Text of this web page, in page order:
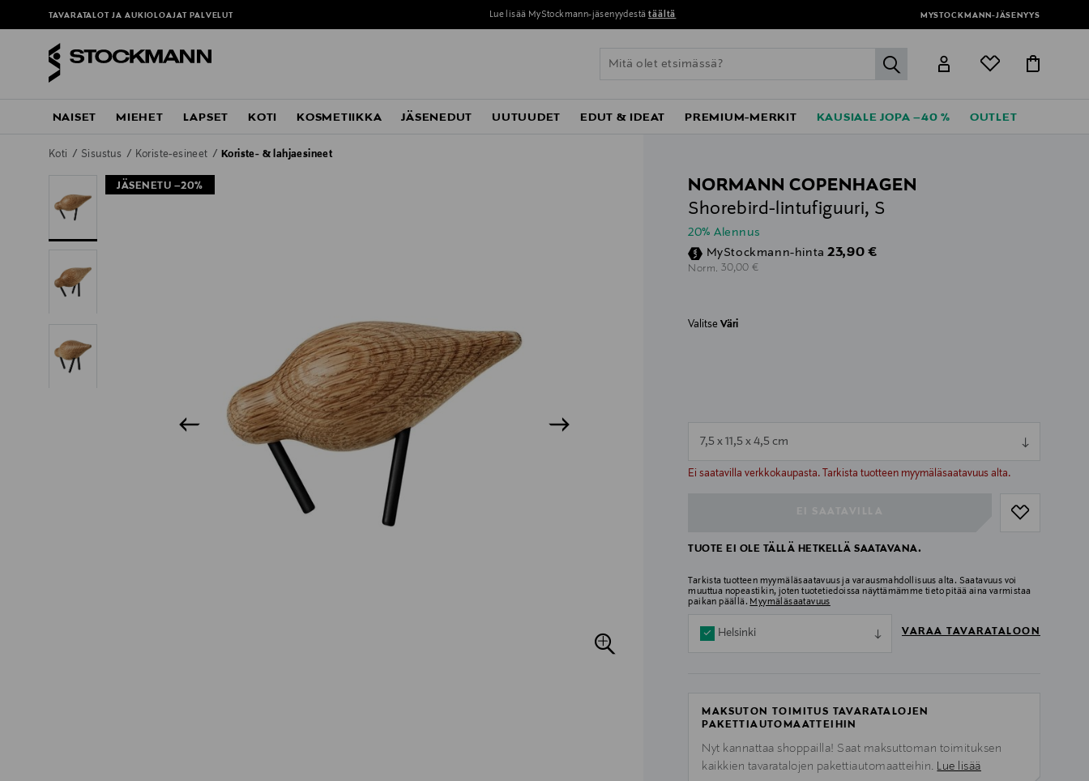
TAVARATALOT JA AUKIOLOAJAT PALVELUT Lue lisää MyStockmann-jäsenyydestä täältä MYSTOCKMANN-JÄSENYYS
label.header.go
NAISET MIEHET LAPSET KOTI KOSMETIIKKA JÄSENEDUT UUTUUDET EDUT & IDEAT PREMIUM-MERKIT KAUSIALE JOPA –40 % OUTLET
Koti Sisustus Koriste-esineet Koriste- & lahjaesineet
JÄSENETU –20%
NORMANN COPENHAGEN
Shorebird-lintufiguuri, S
20% Alennus
MyStockmann-hinta Discounted Price
23,90 €
Norm. Original Price
30,00 €
ValitseVäri
7,5 x 11,5 x 4,5 cm
Ei saatavilla verkkokaupasta. Tarkista tuotteen myymäläsaatavuus alta.
null
TUOTE EI OLE TÄLLÄ HETKELLÄ SAATAVANA.
Tarkista tuotteen myymäläsaatavuus ja varausmahdollisuus alta. Saatavuus voi
muuttua nopeastikin, joten tuotetiedoissa näyttämämme tieto pitää aina varmistaa
paikan päällä. Myymäläsaatavuus
Helsinki VARAA TAVARATALOON
MAKSUTON TOIMITUS TAVARATALOJEN
PAKETTIAUTOMAATTEIHIN
Nyt kannattaa shoppailla! Saat maksuttoman toimituksen
kaikkien tavaratalojen pakettiautomaatteihin. Lue lisää